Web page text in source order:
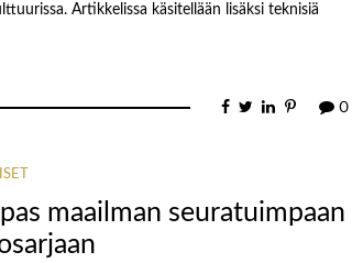
Artikkelissa käsitellään lisäksi teknisiä
0
maailman seuratuimpaan